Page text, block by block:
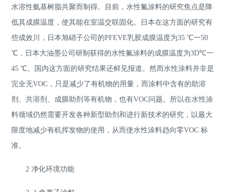
水溶性氨基树脂共聚而制得。目前，水性氟涂料的研究焦点是降
低其成膜温度，使其能在室温交联固化。日本在这方面的研究有
些成效川，日本旭硝子公司的PFEVE乳胶成膜温度为35 ℃一50
℃，日本大油墨公司研制获得的水性氟涂料的成膜温度为3D℃一
45 ℃。国内这方面的研究结果还鲜见报道。然而水性涂料并非是
完全无VOC，只是减少了有机物的用量，而涂料中含有的助溶
剂、共溶剂、成膜助剂等有机物，也有VOC问题。所以在水性涂
料领域仍然需要开发各种新型助剂和进行新技术的研究，以最大
限度地减少有机挥发物的使用，从而使水性涂料趋向零VOC 标
准。
2 净化环境功能